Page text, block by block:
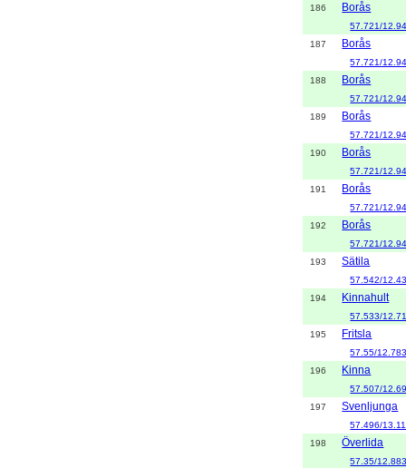
186
Borås
57.721/
187
Borås
57.721/
188
Borås
57.721/
189
Borås
57.721/
190
Borås
57.721/
191
Borås
57.721/
192
Borås
57.721/
193
Sätila
57.542/
194
Kinnahult
57.533/
195
Fritsla
57.55/
196
Kinna
57.507/
197
Svenljunga
57.496/
198
Överlida
57.35/